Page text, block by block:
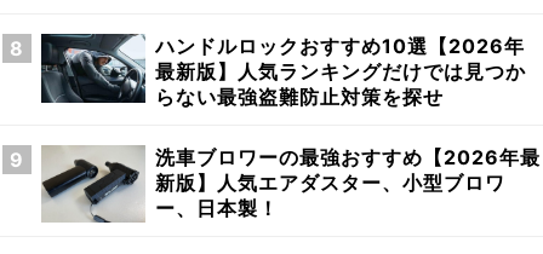
ハンドルロックおすすめ10選【2026年
最新版】人気ランキングだけでは見つか
らない最強盗難防止対策を探せ
洗車ブロワーの最強おすすめ【2026年最
新版】人気エアダスター、小型ブロワ
ー、日本製！